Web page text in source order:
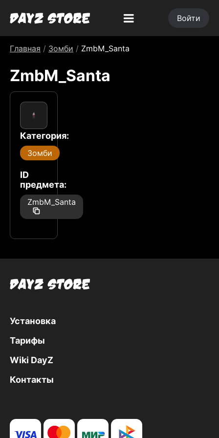
Войти
Главная / Зомби / ZmbM_Santa
ZmbM_Santa
Категория:
Зомби
ID
предмета:
ZmbM_Santa
Установка
Тарифы
Wiki DayZ
Контакты